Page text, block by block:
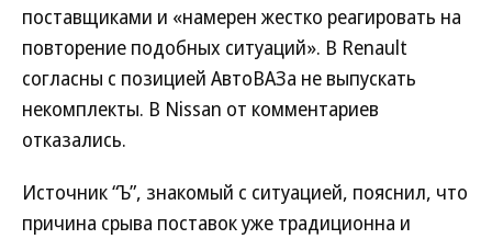
поставщиками и «намерен жестко реагировать на
повторение подобных ситуаций». В Renault
согласны с позицией АвтоВАЗа не выпускать
некомплекты. В Nissan от комментариев
отказались.
Источник “Ъ”, знакомый с ситуацией, пояснил, что
причина срыва поставок уже традиционна и